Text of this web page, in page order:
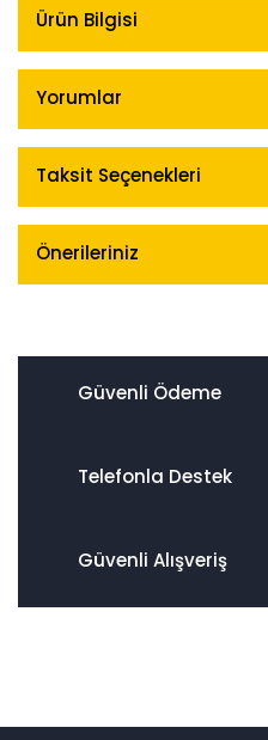
Ürün Bilgisi
Yorumlar
Taksit Seçenekleri
Önerileriniz
Güvenli Ödeme
Telefonla Destek
Güvenli Alışveriş